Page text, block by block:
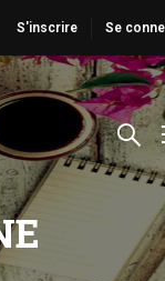
S'inscrire Se